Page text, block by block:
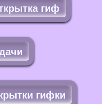
гиф
гифки